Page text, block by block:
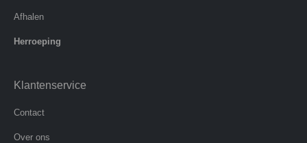
Afhalen
Herroeping
Klantenservice
Contact
Over ons